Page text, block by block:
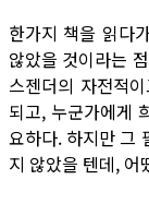
한가지 책을 읽다
않았을 것이라는
스젠더의 자전적
되고, 누군가에게
요하다. 하지만 그
지 않았을 텐데, 어